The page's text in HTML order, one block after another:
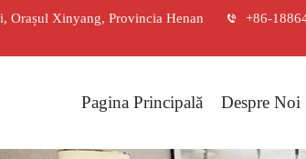
Orașul Xinyang, Provincia Henan
+86-
Pagina Principală Despre Noi